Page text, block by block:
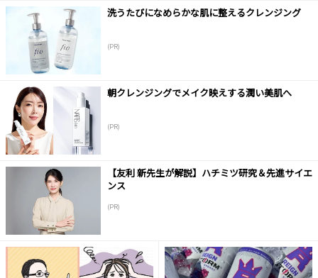
洗うたびになめらかな肌に整えるクレンジング
(PR)
朝クレンジングでメイク映えする潤い美肌へ
(PR)
【友利 新先生が解説】ハチミツ研究＆先進サイエ
ンス
(PR)